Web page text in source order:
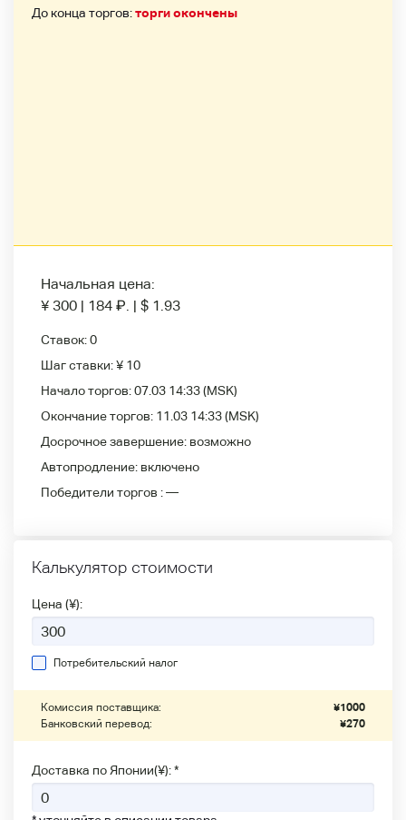
До конца торгов:торги окончены
Начальная цена:
¥ 300 | 184 ₽. | $ 1.93
Ставок:0
Шаг ставки:¥ 10
Начало торгов:07.03 14:33(MSK)
Окончание торгов: 11.03 14:33(MSK)
Досрочное завершение: возможно
Автопродление: включено
Победители
торгов :—
Калькулятор стоимости
Цена (¥):
Потребительский налог
Комиссия поставщика: ¥1000
Банковский перевод:
¥270
Доставка по Японии(¥): *